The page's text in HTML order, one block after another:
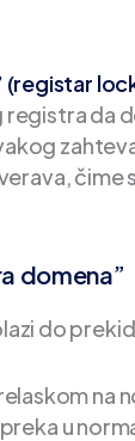
(registar
da
domena”
do
na
u